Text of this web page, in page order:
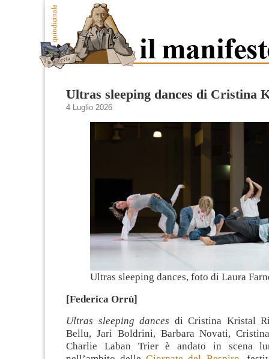
Ultras sleeping dances di Cristina
4 Luglio 2026
Ultras sleeping dances, foto di Laura
[Federica Orrù]
Ultras sleeping dances di Cristina Kristal
Bellu, Jari Boldrini, Barbara Novati,
Charlie Laban Trier è andato in scena